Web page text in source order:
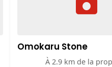
Omokaru Stone
À 2.9 km de la